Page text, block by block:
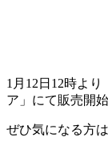
1月12日12時よ
ア」にて販売開
ぜひ気になる方